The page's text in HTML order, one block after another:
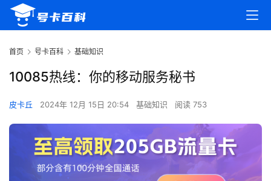
首页 号卡百科 基础知识
10085热线：你的移动服务秘书
皮卡丘 2024年 12月 15日 20:54 基础知识 阅读 753